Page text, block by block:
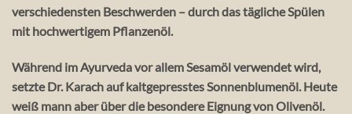
verschiedensten Beschwerden – durch das tägliche Spülen
mit hochwertigem Pflanzenöl.
Während im Ayurveda vor allem Sesamöl verwendet wird,
setzte Dr. Karach auf kaltgepresstes Sonnenblumenöl. Heute
weiß mann aber über die besondere Eignung von Olivenöl.